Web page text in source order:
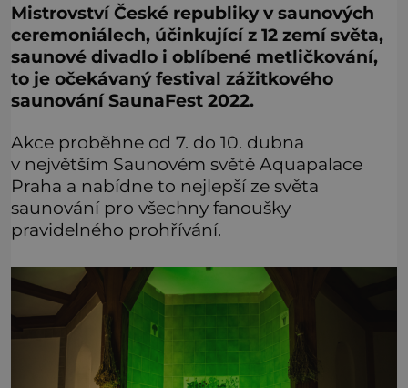
Mistrovství České republiky v saunových
ceremoniálech, účinkující z 12 zemí světa,
saunové divadlo i oblíbené metličkování,
to je očekávaný festival zážitkového
saunování SaunaFest 2022.
Akce proběhne od 7. do 10. dubna
v největším Saunovém světě Aquapalace
Praha a nabídne to nejlepší ze světa
saunování pro všechny fanoušky
pravidelného prohřívání.